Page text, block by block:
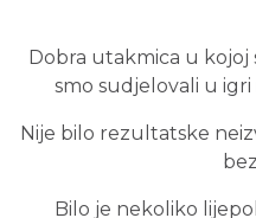
Dobra utakmica u kojoj
smo sudjelovali u igri
Nije bilo rezultatske
Bilo je nekoliko